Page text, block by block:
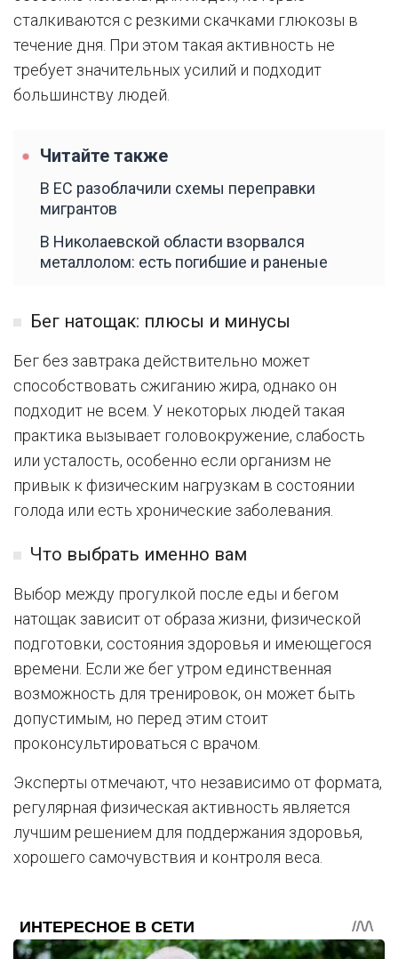
сталкиваются с резкими скачками глюкозы в
течение дня. При этом такая активность не
требует значительных усилий и подходит
большинству людей.
Читайте также
В ЕС разоблачили схемы переправки
мигрантов
В Николаевской области взорвался
металлолом: есть погибшие и раненые
Бег натощак: плюсы и минусы
Бег без завтрака действительно может
способствовать сжиганию жира, однако он
подходит не всем. У некоторых людей такая
практика вызывает головокружение, слабость
или усталость, особенно если организм не
привык к физическим нагрузкам в состоянии
голода или есть хронические заболевания.
Что выбрать именно вам
Выбор между прогулкой после еды и бегом
натощак зависит от образа жизни, физической
подготовки, состояния здоровья и имеющегося
времени. Если же бег утром единственная
возможность для тренировок, он может быть
допустимым, но перед этим стоит
проконсультироваться с врачом.
Эксперты отмечают, что независимо от формата,
регулярная физическая активность является
лучшим решением для поддержания здоровья,
хорошего самочувствия и контроля веса.